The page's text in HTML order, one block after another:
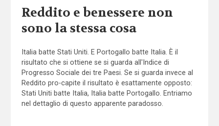
Reddito e benessere non
sono la stessa cosa
Italia batte Stati Uniti. E Portogallo batte Italia. È il
risultato che si ottiene se si guarda all'Indice di
Progresso Sociale dei tre Paesi. Se si guarda invece al
Reddito pro-capite il risultato è esattamente opposto:
Stati Uniti batte Italia, Italia batte Portogallo. Entriamo
nel dettaglio di questo apparente paradosso.